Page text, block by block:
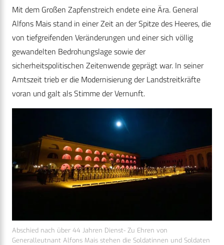
Mit dem Großen Zapfenstreich endete eine Ära. General
Alfons Mais stand in einer Zeit an der Spitze des Heeres, die
von tiefgreifenden Veränderungen und einer sich völlig
gewandelten Bedrohungslage sowie der
sicherheitspolitischen Zeitenwende geprägt war. In seiner
Amtszeit trieb er die Modernisierung der Landstreitkräfte
voran und galt als Stimme der Vernunft.
Abschied nach über 44 Jahren Dienst- Zu Ehren von
Generalleutnant Alfons Mais stehen die Soldatinnen und Soldaten